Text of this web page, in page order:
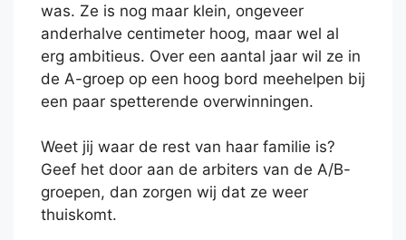
was. Ze is nog maar klein, ongeveer
anderhalve centimeter hoog, maar wel al
erg ambitieus. Over een aantal jaar wil ze in
de A-groep op een hoog bord meehelpen bij
een paar spetterende overwinningen.
Weet jij waar de rest van haar familie is?
Geef het door aan de arbiters van de A/B-
groepen, dan zorgen wij dat ze weer
thuiskomt.